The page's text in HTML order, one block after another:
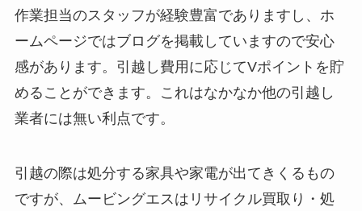
作業担当のスタッフが経験豊富でありますし、ホ
ームページではブログを掲載していますので安心
感があります。引越し費用に応じてVポイントを貯
めることができます。これはなかなか他の引越し
業者には無い利点です。
引越の際は処分する家具や家電が出てきくるもの
ですが、ムービングエスはリサイクル買取り・処